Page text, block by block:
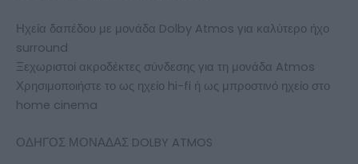
Ηχεία δαπέδου με μονάδα Dolby Atmos για καλύτερο ήχο
surround
Ξεχωριστοί ακροδέκτες σύνδεσης για τη μονάδα Atmos
Χρησιμοποιήστε το ως ηχείο hi-fi ή ως μπροστινό ηχείο στο
home cinema
ΟΔΗΓΟΣ ΜΟΝΑΔΑΣ DOLBY ATMOS